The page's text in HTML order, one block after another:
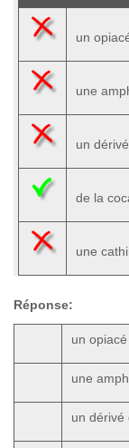
un
une
un
de la
une
Réponse:
un opiacé
une
un dérivé